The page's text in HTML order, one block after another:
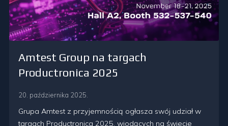
Amtest Group na targach
Productronica 2025
20. października 2025.
Grupa Amtest z przyjemnością ogłasza swój udział w
targach Productronica 2025, wiodących na świecie